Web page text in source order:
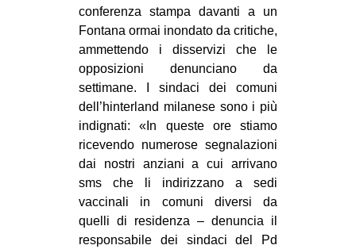
bsky
SEARCH
conferenza stampa davanti a un
Fontana ormai inondato da critiche,
ammettendo i disservizi che le
opposizioni denunciano da
settimane. I sindaci dei comuni
dell’hinterland milanese sono i più
indignati: «In queste ore stiamo
ricevendo numerose segnalazioni
dai nostri anziani a cui arrivano
sms che li indirizzano a sedi
vaccinali in comuni diversi da
quelli di residenza – denuncia il
responsabile dei sindaci del Pd